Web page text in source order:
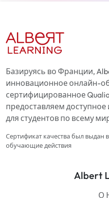
Базируясь во Франции,
инновационное онлайн-
сертифицированное
предоставляем
для студентов по всему
Сертификат качества был выдан
обучающие действия
Albert
О